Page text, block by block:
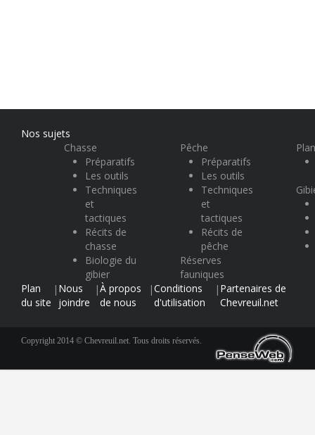
Nos sujets
Chasse
Préparatifs
Les outils
Techniques
et
tactiques
Récits de
chasse
Biologie du
gibier
Pêche
Préparatifs
Les outils
Techniques
et
tactiques
Récits de
pêche
Réserves
fauniques
Plan
du site
| Nous
joindre
|À propos
de nous
|Conditions
d'utilisation
| Partenaires de
Chevreuil.net
Copyright 2014 © Chevreuil.net. Tous droits réservés.